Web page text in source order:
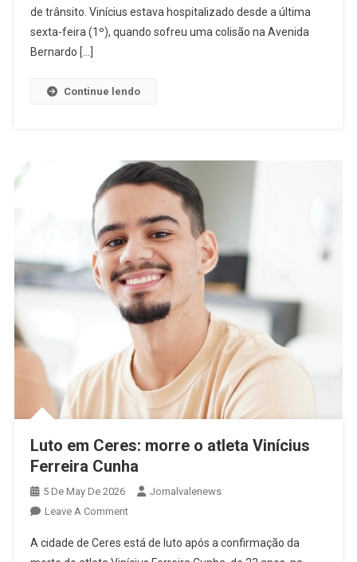
Atleta
Vinícius
Deixa
Legado
Humanidade
de trânsito. Vinícius estava hospitalizado desde a última
sexta-feira (1º), quando sofreu uma colisão na Avenida
Bernardo […]
Continue lendo
Luto em Ceres: morre o atleta Vinícius
Ferreira Cunha
5 De May De 2026
Jornalvalenews
Leave A CommentOn
Em
A cidade de Ceres está de luto após a confirmação da